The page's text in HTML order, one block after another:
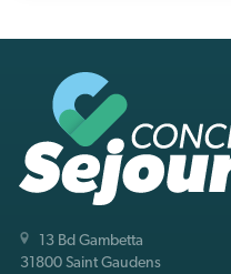
13 Bd Gambetta
31800 Saint Gaudens